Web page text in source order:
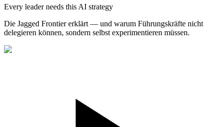
Every leader needs this AI strategy
Die Jagged Frontier erklärt — und warum Führungskräfte nicht
delegieren können, sondern selbst experimentieren müssen.